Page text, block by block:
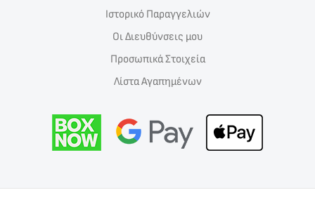
Ιστορικό Παραγγελιών
Οι Διευθύνσεις μου
Προσωπικά Στοιχεία
Λίστα Αγαπημένων